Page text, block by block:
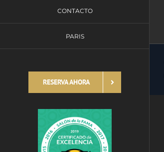
CONTACTO
PARIS
RESERVA AHORA